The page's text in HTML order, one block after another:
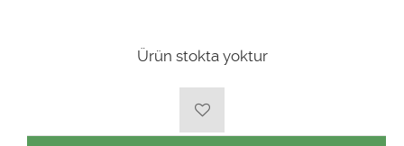
Ürün stokta yoktur